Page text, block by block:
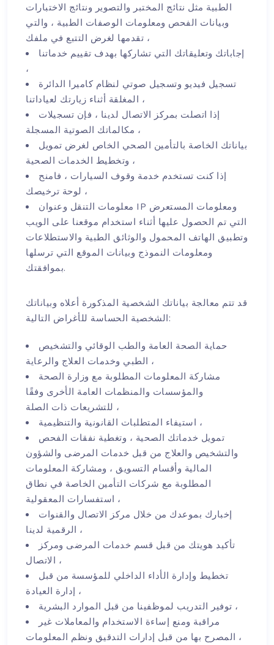
الطبية مثل نتائج المختبر والتصوير ونتائج الاختبارات
وبيانات الفحص ومعلومات الوصفات الطبية ، والتي
تقدمها لغرض التتبع في ملفك ،
إجاباتك وتعليقاتك التي تشاركها بهدف تقييم خدماتنا
،
تسجيل فيديو وتسجيل صوتي لنظام كاميرا الدائرة
المغلقة أثناء زيارتك لعياداتنا ،
إذا اتصلت بمركز الاتصال لدينا ، فإن تسجيلات
مكالماتك الصوتية المسجلة ،
بياناتك الخاصة بالتأمين الصحي الخاص لغرض تمويل
وتخطيط الخدمات الصحية ،
إذا كنت تستخدم خدمة وقوف السيارات ، فامنح
لوحة ترخيصك ،
معلومات التنقل وعنوان IP ومعلومات المستعرض
التي تم الحصول عليها أثناء استخدام موقعنا على الويب
وتطبيق الهاتف المحمول والوثائق الطبية والاستطلاعات
ومعلومات النموذج وبيانات الموقع التي ترسلها
بموافقتك.
قد تتم معالجة بياناتك الشخصية المذكورة أعلاه وبياناتك
الشخصية الحساسة للأغراض التالية:
حماية الصحة العامة والطب الوقائي والتشخيص
الطبي وخدمات العلاج والرعاية ،
مشاركة المعلومات المطلوبة مع وزارة الصحة
والمؤسسات والمنظمات العامة الأخرى وفقًا
للتشريعات ذات الصلة ،
استيفاء المتطلبات القانونية والتنظيمية ،
تمويل خدماتك الصحية ، وتغطية نفقات الفحص
والتشخيص والعلاج من قبل خدمات المرضى والشؤون
المالية وأقسام التسويق ، ومشاركة المعلومات
المطلوبة مع شركات التأمين الخاصة في نطاق
استفسارات المعقولية ،
إخبارك بموعدك من خلال مركز الاتصال والقنوات
الرقمية لدينا ،
تأكيد هويتك من قبل قسم خدمات المرضى ومركز
الاتصال ،
تخطيط وإدارة الأداء الداخلي للمؤسسة من قبل
إدارة العيادة ،
توفير التدريب لموظفينا من قبل الموارد البشرية ،
مراقبة ومنع إساءة الاستخدام والمعاملات غير
المصرح بها من قبل إدارات التدقيق ونظم المعلومات ،